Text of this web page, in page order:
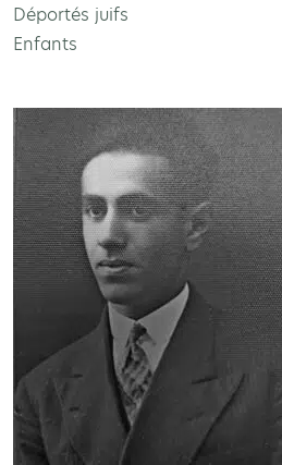
Déportés juifs
Enfants